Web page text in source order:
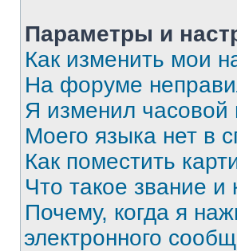
Параметры и
Как изменить мои
На форуме
Я изменил часовой
Моего языка нет в
Как поместить
Что такое звание и
Почему, когда я
электронного